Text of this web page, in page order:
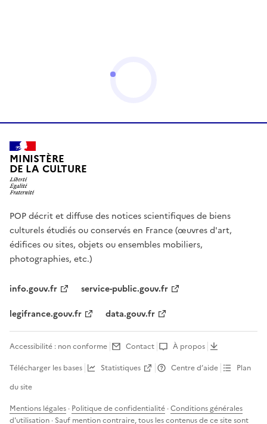
MINISTÈRE
DE LA CULTURE
POP décrit et diffuse des notices scientifiques de biens
culturels étudiés ou conservés en France (œuvres d'art,
édifices ou sites, objets ou ensembles mobiliers,
photographies, etc.)
info.gouv.fr
service-public.gouv.fr
legifrance.gouv.fr
data.gouv.fr
Accessibilité : non conforme Contact
À propos
Télécharger les bases
Statistiques Centre d’aide
Plan
du site
Mentions légales · Politique de confidentialité ·Conditions générales
d'utilisation · Sauf mention contraire, tous les contenus de ce site sont